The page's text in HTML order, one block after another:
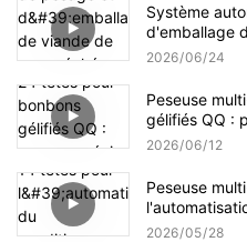
Système
d'emballage
petits et
2026 06 24
Peseuse
gélifiés QQ :
efficace
2026 06 12
Peseuse
graines de
2026 05 28